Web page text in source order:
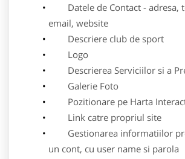
Datele de Contact - adresa,
email, website
Descriere club de sport
Logo
Descrierea Serviciilor si a
Galerie Foto
Pozitionare pe Harta
Link catre propriul site
Gestionarea informatiilor
un cont, cu user name si parola